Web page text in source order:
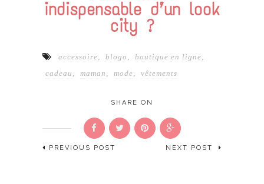
indispensable d’un look
city ?
accessoire blogo boutique en ligne
cadeau
maman mode vêtements
SHARE ON
PREVIOUS POST NEXT POST